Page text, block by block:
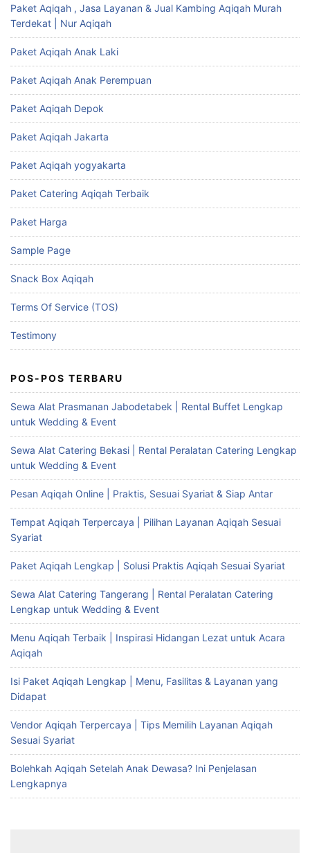
Paket Aqiqah , Jasa Layanan & Jual Kambing Aqiqah Murah
Terdekat | Nur Aqiqah
Paket Aqiqah Anak Laki
Paket Aqiqah Anak Perempuan
Paket Aqiqah Depok
Paket Aqiqah Jakarta
Paket Aqiqah yogyakarta
Paket Catering Aqiqah Terbaik
Paket Harga
Sample Page
Snack Box Aqiqah
Terms Of Service (TOS)
Testimony
POS-POS TERBARU
Sewa Alat Prasmanan Jabodetabek | Rental Buffet Lengkap
untuk Wedding & Event
Sewa Alat Catering Bekasi | Rental Peralatan Catering Lengkap
untuk Wedding & Event
Pesan Aqiqah Online | Praktis, Sesuai Syariat & Siap Antar
Tempat Aqiqah Terpercaya | Pilihan Layanan Aqiqah Sesuai
Syariat
Paket Aqiqah Lengkap | Solusi Praktis Aqiqah Sesuai Syariat
Sewa Alat Catering Tangerang | Rental Peralatan Catering
Lengkap untuk Wedding & Event
Menu Aqiqah Terbaik | Inspirasi Hidangan Lezat untuk Acara
Aqiqah
Isi Paket Aqiqah Lengkap | Menu, Fasilitas & Layanan yang
Didapat
Vendor Aqiqah Terpercaya | Tips Memilih Layanan Aqiqah
Sesuai Syariat
Bolehkah Aqiqah Setelah Anak Dewasa? Ini Penjelasan
Lengkapnya